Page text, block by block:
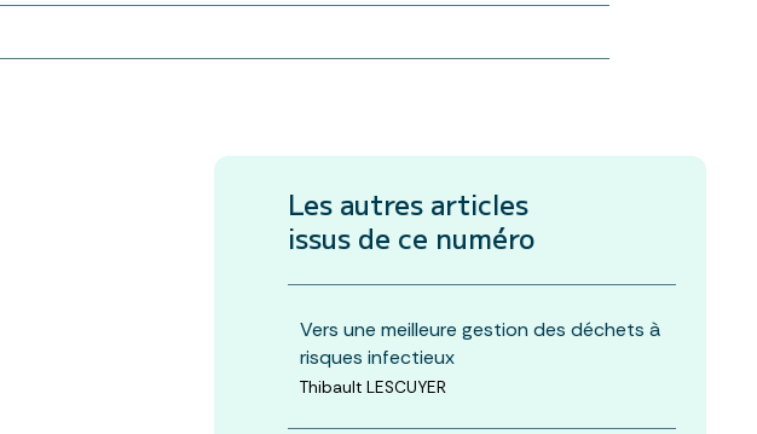
Les autres articles
issus de ce numéro
Vers une meilleure gestion des déchets à
risques infectieux
Thibault LESCUYER